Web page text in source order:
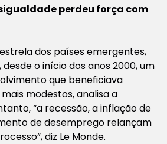
perdeu força com
dos países emergentes,
o início dos anos 2000, um
que beneficiava
modestos, analisa a
“a recessão, a inflação de
de desemprego relançam
diz Le Monde.